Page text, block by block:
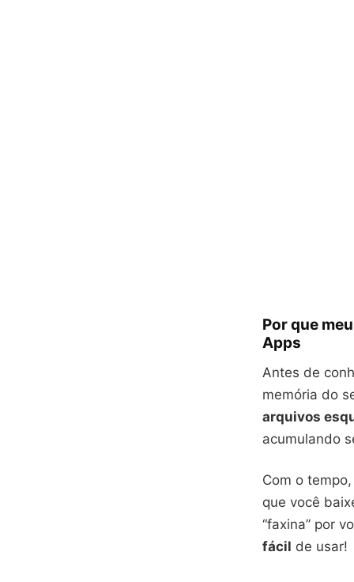
Por que
Apps
Antes de
memória do
arquivos
acumulando
Com o
que você
“faxina” por
fácil de usar!